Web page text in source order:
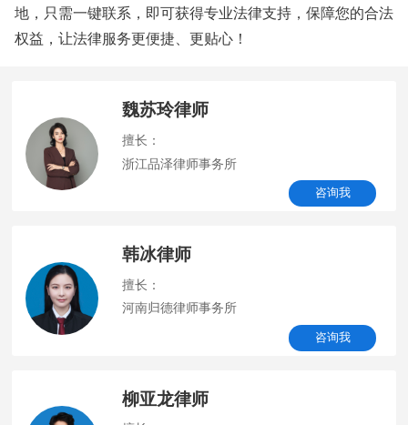
地，只需一键联系，即可获得专业法律支持，保障您的合法
权益，让法律服务更便捷、更贴心！
魏苏玲律师
擅长：
浙江品泽律师事务所
咨询我
韩冰律师
擅长：
河南归德律师事务所
咨询我
柳亚龙律师